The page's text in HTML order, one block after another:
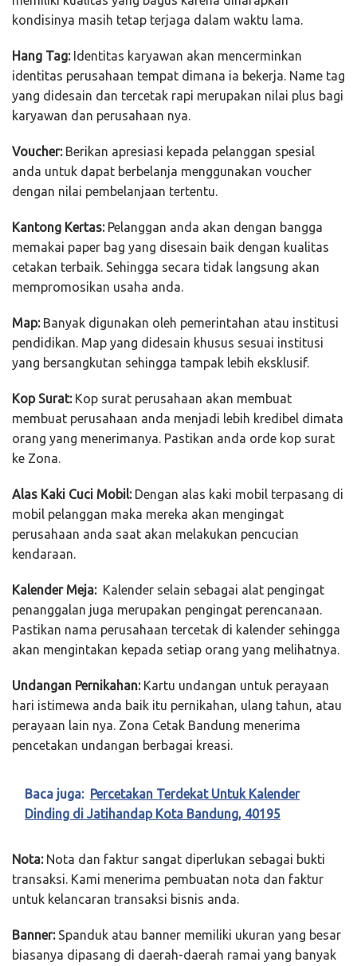
kondisinya masih tetap terjaga dalam waktu lama.
Hang Tag:Identitas karyawan akan mencerminkan
identitas perusahaan tempat dimana ia bekerja. Name tag
yang didesain dan tercetak rapi merupakan nilai plus bagi
karyawan dan perusahaan nya.
Voucher:Berikan apresiasi kepada pelanggan spesial
anda untuk dapat berbelanja menggunakan voucher
dengan nilai pembelanjaan tertentu.
Kantong Kertas:Pelanggan anda akan dengan bangga
memakai paper bag yang disesain baik dengan kualitas
cetakan terbaik. Sehingga secara tidak langsung akan
mempromosikan usaha anda.
Map:Banyak digunakan oleh pemerintahan atau institusi
pendidikan. Map yang didesain khusus sesuai institusi
yang bersangkutan sehingga tampak lebih eksklusif.
Kop Surat:Kop surat perusahaan akan membuat
membuat perusahaan anda menjadi lebih kredibel dimata
orang yang menerimanya. Pastikan anda orde kop surat
ke Zona.
Alas Kaki Cuci Mobil:Dengan alas kaki mobil terpasang di
mobil pelanggan maka mereka akan mengingat
perusahaan anda saat akan melakukan pencucian
kendaraan.
Kalender Meja:Kalender selain sebagai alat pengingat
penanggalan juga merupakan pengingat perencanaan.
Pastikan nama perusahaan tercetak di kalender sehingga
akan mengintakan kepada setiap orang yang melihatnya.
Undangan Pernikahan:Kartu undangan untuk perayaan
hari istimewa anda baik itu pernikahan, ulang tahun, atau
perayaan lain nya. Zona Cetak Bandung menerima
pencetakan undangan berbagai kreasi.
Baca juga: Percetakan Terdekat Untuk Kalender
Dinding di Jatihandap Kota Bandung, 40195
Nota:Nota dan faktur sangat diperlukan sebagai bukti
transaksi. Kami menerima pembuatan nota dan faktur
untuk kelancaran transaksi bisnis anda.
Banner:Spanduk atau banner memiliki ukuran yang besar
biasanya dipasang di daerah-daerah ramai yang banyak